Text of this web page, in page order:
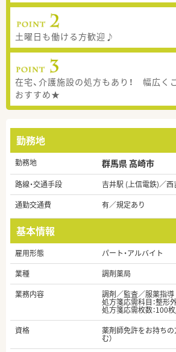
土曜日も働ける方歓迎♪
在宅、介護施設の処方もあり！ 幅広く
おすすめ★
勤務地
勤務地 群馬県 高崎市
路線・交通手段
吉井駅 (上信電鉄)／
通勤交通費
有／規定あり
基本情報
雇用形態
パート・アルバイト
業種
調剤薬局
業務内容
調剤／監査／服薬指導
処方箋応需科目：整形
処方箋応需枚数：100
資格
薬剤師免許をお持ちの
む）